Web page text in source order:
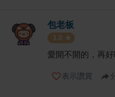
包老板
1.0
愛開不開的，再
表示讚賞